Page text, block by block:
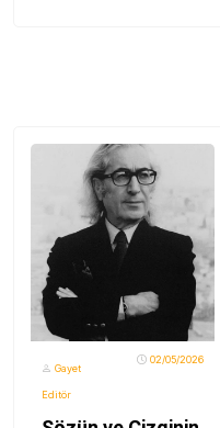
Gayet
Editör
02/05/2026